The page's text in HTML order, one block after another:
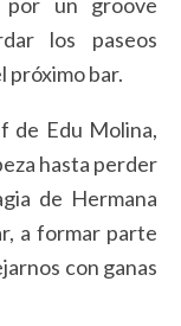
los paseos
próximo bar.
de Edu Molina,
hasta perder
de Hermana
a formar parte
con ganas